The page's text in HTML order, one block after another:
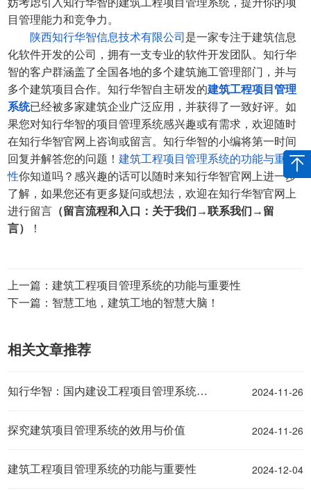
妨考虑引入知行华智的建筑工程项目管理系统，提升你的项
目管理能力和竞争力。
陕西知行华智信息技术有限公司 是一家专注于建筑信息
化软件开发的公司，拥有一支专业的软件开发团队。知行华
智的客户群涵盖了全国各地的多个建筑施工管理部门，并与
多个建筑项目合作。知行华智自主研发的建筑工程项目管理
系统已经被多家建筑企业广泛应用，并获得了一致好评。如
果您对知行华智的项目管理系统感兴趣或有需求，欢迎随时
在知行华智官网上咨询或留言。知行华智的小编将第一时间
回复并解答您的问题！建筑工程项目管理系统的功能与重要
性你知道吗？感兴趣的话可以随时来知行华智官网上进一步
了解，如果您还有更多疑问或想法，欢迎在知行华智官网上
进行留言 （留言流程和入口：关于我们→联系我们→留
言） ！
上一篇：建筑工程项目管理系统的功能与重要性
下一篇：智慧工地，建筑工地的智慧大脑！
相关文章推荐
知行华智：国内建设工程项目管理系统领军者！ 2024-11-26
探究建筑项目管理系统的效用与价值 2024-11-26
建筑工程项目管理系统的功能与重要性 2024-12-04